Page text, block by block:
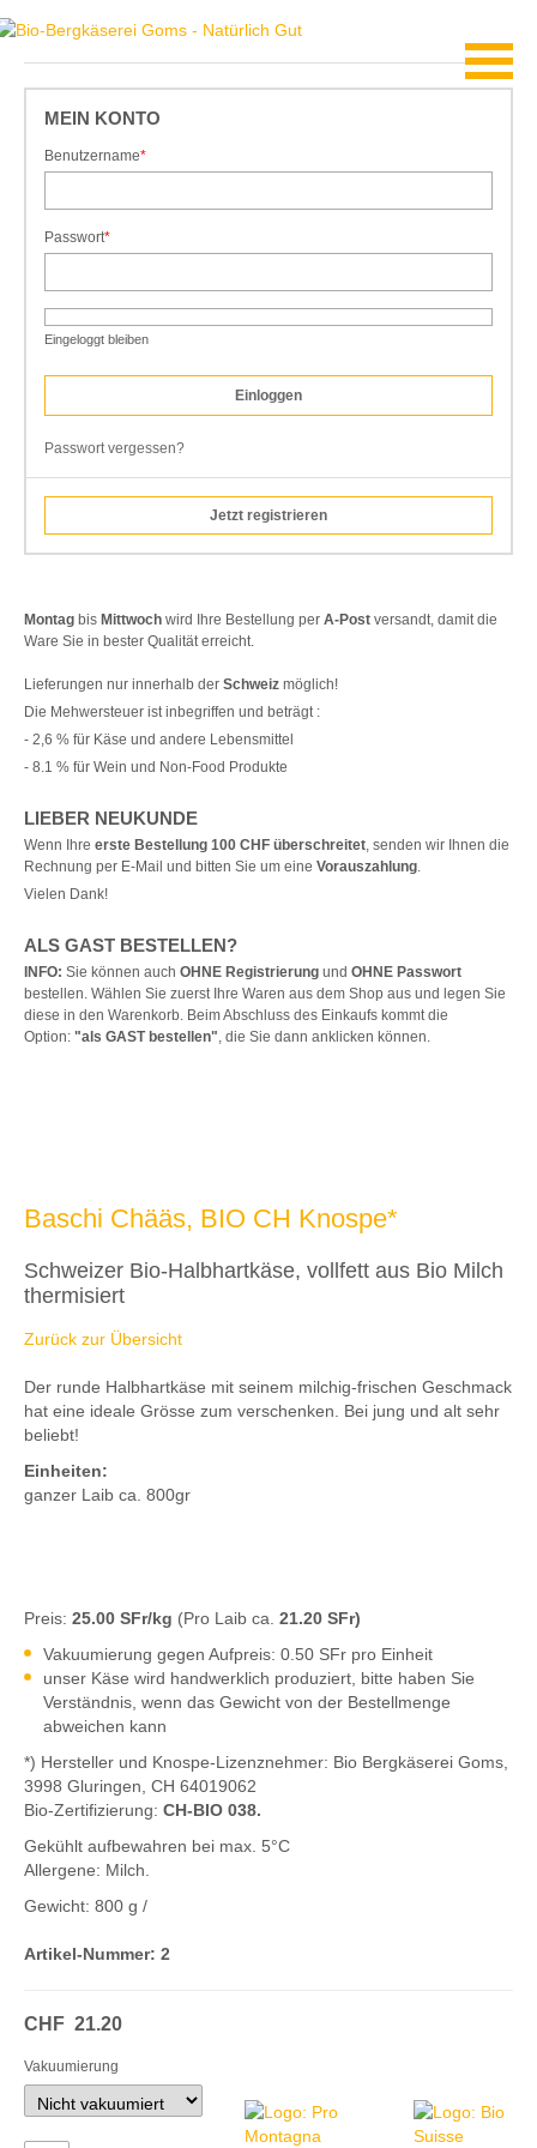
MEIN KONTO
Benutzername*
Pflichtfeld
Passwort*
Pflichtfeld
Eingeloggt bleiben
Passwort vergessen?
Jetzt registrieren
Montag bis Mittwoch wird Ihre Bestellung per A-Post versandt, damit die
Ware Sie in bester Qualität erreicht.
Lieferungen nur innerhalb der Schweiz möglich!
Die Mehwersteuer ist inbegriffen und beträgt :
- 2,6 % für Käse und andere Lebensmittel
- 8.1 % für Wein und Non-Food Produkte
LIEBER NEUKUNDE
Wenn Ihre erste Bestellung 100 CHF überschreitet, senden wir Ihnen die
Rechnung per E-Mail und bitten Sie um eine Vorauszahlung.
Vielen Dank!
ALS GAST BESTELLEN?
INFO: Sie können auch OHNE Registrierung und OHNE Passwort
bestellen. Wählen Sie zuerst Ihre Waren aus dem Shop aus und legen Sie
diese in den Warenkorb. Beim Abschluss des Einkaufs kommt die
Option: "als GAST bestellen", die Sie dann anklicken können.
Baschi Chääs, BIO CH Knospe*
Schweizer Bio-Halbhartkäse, vollfett aus Bio Milch
thermisiert
Zurück zur Übersicht
Der runde Halbhartkäse mit seinem milchig-frischen Geschmack
hat eine ideale Grösse zum verschenken. Bei jung und alt sehr
beliebt!
Einheiten:
ganzer Laib ca. 800gr
Preis: 25.00 SFr/kg (Pro Laib ca. 21.20 SFr)
Vakuumierung gegen Aufpreis: 0.50 SFr pro Einheit
unser Käse wird handwerklich produziert, bitte haben Sie
Verständnis, wenn das Gewicht von der Bestellmenge
abweichen kann
*) Hersteller und Knospe-Lizenznehmer: Bio Bergkäserei Goms,
3998 Gluringen, CH 64019062
Bio-Zertifizierung: CH-BIO 038.
Gekühlt aufbewahren bei max. 5°C
Allergene: Milch.
Gewicht: 800 g /
Artikel-Nummer: 2
CHF 21.20
Vakuumierung